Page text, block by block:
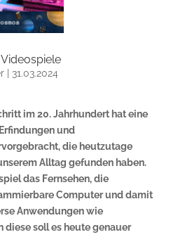
| 31.03.2024
im 20. Jahrhundert hat eine
und
die heutzutage
Alltag gefunden haben.
das Fernsehen, die
Computer und damit
Anwendungen wie
diese soll es heute genauer